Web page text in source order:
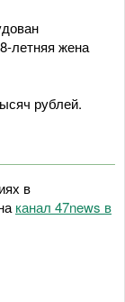
летняя жена
рублей.
в
канал 47news в